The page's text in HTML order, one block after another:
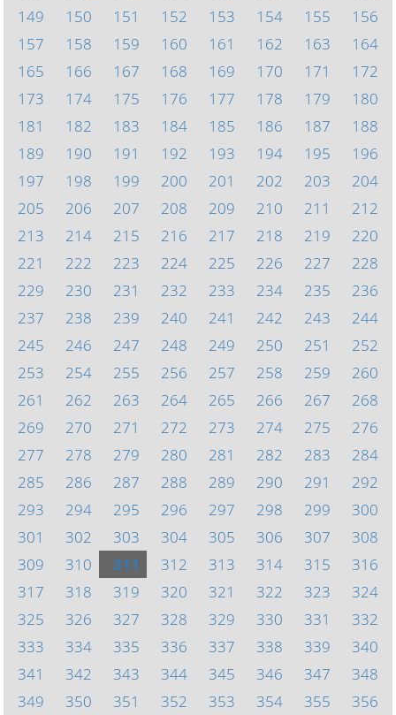
149
150 151 152 153 154 155
156
157
158 159 160 161 162 163
164
165
166 167 168 169 170 171
172
173
174 175 176 177 178 179
180
181
182 183 184 185 186 187
188
189
190 191 192 193 194 195
196
197
198 199 200 201 202 203
204
205
206 207 208 209 210 211
212
213
214 215 216 217 218 219
220
221
222 223 224 225 226 227
228
229
230 231 232 233 234 235
236
237
238 239 240 241 242 243
244
245
246 247 248 249 250 251
252
253
254 255 256 257 258 259
260
261
262 263 264 265 266 267
268
269
270 271 272 273 274 275
276
277
278 279 280 281 282 283
284
285
286 287 288 289 290 291
292
293
294 295 296 297 298 299
300
301
302 303 304 305 306 307
308
309
310 311 312 313 314 315
316
317
318 319 320 321 322 323
324
325
326 327 328 329 330 331
332
333
334 335 336 337 338 339
340
341
342 343 344 345 346 347
348
349
350 351 352 353 354 355 356